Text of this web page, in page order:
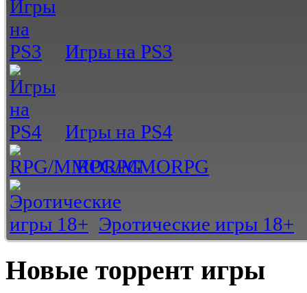
Игры на PS3
Игры на PS4
RPG/MMORPG
Эротические игры 18+
Новые торрент игры